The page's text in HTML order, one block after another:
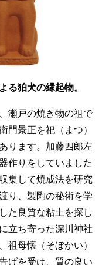
る狛犬の縁起物。
瀬戸の焼き物の祖で
門景正を祀（まつ）
ります。加藤四郎左
作りをしていました
集して焼成法を研究
り、製陶の秘術を学
た良質な粘土を探し
立ち寄った深川神社
祖母懐（そぼかい）
げを受け、質の良い